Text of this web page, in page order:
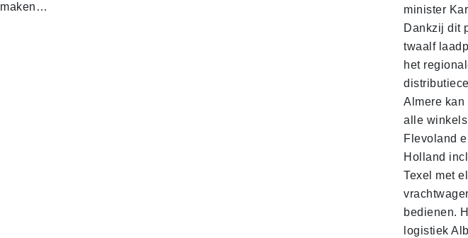
maken…
minister
Dankzij dit
twaalf
het
Almere
alle
Flevoland
Holland
Texel met
bedienen.
logistiek